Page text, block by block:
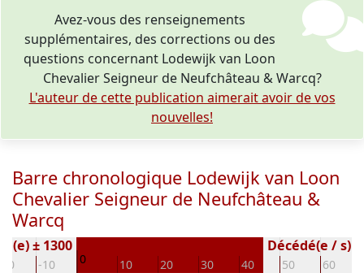
Avez-vous des renseignements
supplémentaires, des corrections ou des
questions concernant Lodewijk van Loon
Chevalier Seigneur de Neufchâteau & Warcq?
L'auteur de cette publication aimerait avoir de vos
nouvelles!
Barre chronologique Lodewijk van Loon
Chevalier Seigneur de Neufchâteau &
Warcq
-10 0 10 20 30 40 50 60
± 1300 Décédé(e / s) (